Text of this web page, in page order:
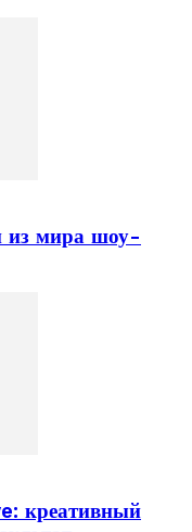
из мира шоу-
креативный